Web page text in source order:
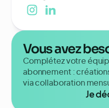
Vous avez
Complétez votre
abonnement :
via collaboration
Je